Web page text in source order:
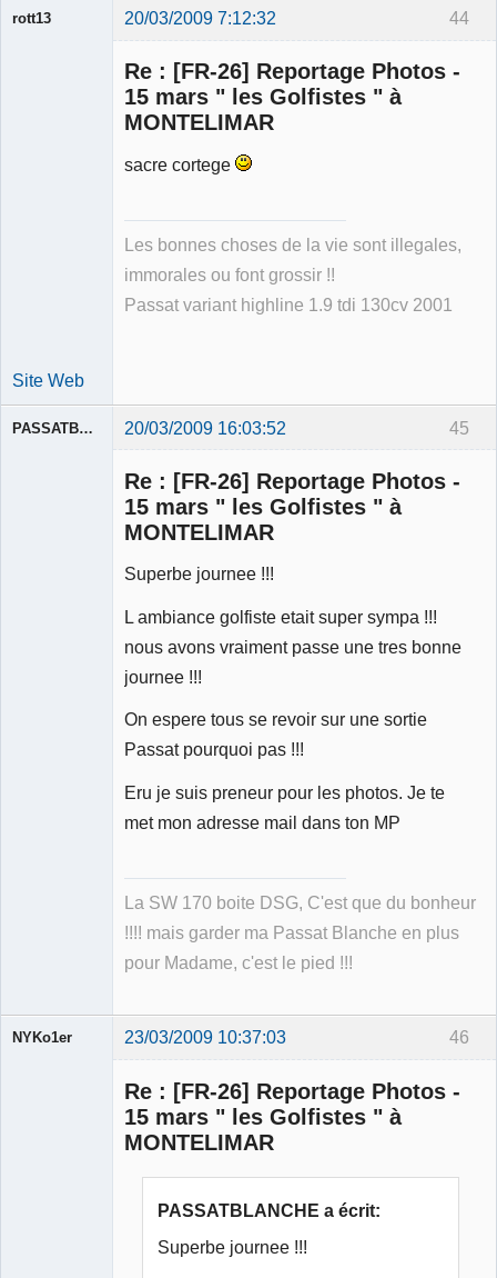
44
rott13 20/03/2009 7:12:32
Re : [FR-26] Reportage Photos -
15 mars " les Golfistes " à
MONTELIMAR
sacre cortege
Les bonnes choses de la vie sont illegales,
immorales ou font grossir !!
Passat variant highline 1.9 tdi 130cv 2001
Site Web
45
PASSATBLANCHE 20/03/2009 16:03:52
Re : [FR-26] Reportage Photos -
15 mars " les Golfistes " à
MONTELIMAR
Superbe journee !!!
L ambiance golfiste etait super sympa !!!
nous avons vraiment passe une tres bonne
journee !!!
On espere tous se revoir sur une sortie
Passat pourquoi pas !!!
Eru je suis preneur pour les photos. Je te
met mon adresse mail dans ton MP
La SW 170 boite DSG, C'est que du bonheur
!!!! mais garder ma Passat Blanche en plus
pour Madame, c'est le pied !!!
46
NYKo1er 23/03/2009 10:37:03
Re : [FR-26] Reportage Photos -
15 mars " les Golfistes " à
MONTELIMAR
PASSATBLANCHE a écrit:
Superbe journee !!!